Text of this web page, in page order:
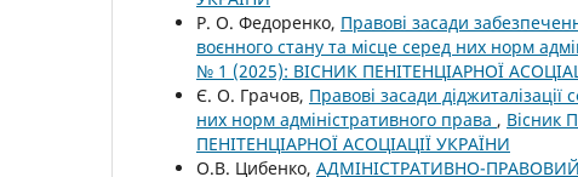
Р. О. Федоренко, Правові засади
воєнного стану та місце серед них норм
№ 1 (2025): ВІСНИК ПЕНІТЕНЦІАРНОЇ
Є. О. Грачов, Правові засади
них норм адміністративного права , Вісник
ПЕНІТЕНЦІАРНОЇ АСОЦІАЦІЇ УКРАЇНИ
О.В. Цибенко, АДМІНІСТРАТИВНО-